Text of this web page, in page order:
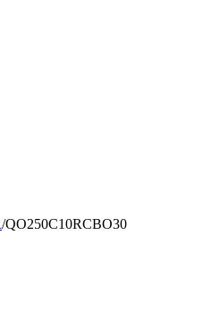
/QO250C10RCBO30